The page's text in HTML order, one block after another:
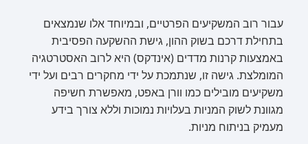
עבור רוב המשקיעים הפרטיים, ובמיוחד אלו שנמצאים
בתחילת דרכם בשוק ההון, גישת ההשקעה הפסיבית
באמצעות קרנות מדדים (אינדקס) היא לרוב האסטרטגיה
המומלצת. גישה זו, שנתמכת על ידי מחקרים רבים ועל ידי
משקיעים מובילים כמו וורן באפט, מאפשרת חשיפה
מגוונת לשוק המניות בעלויות נמוכות וללא צורך בידע
מעמיק בניתוח מניות.